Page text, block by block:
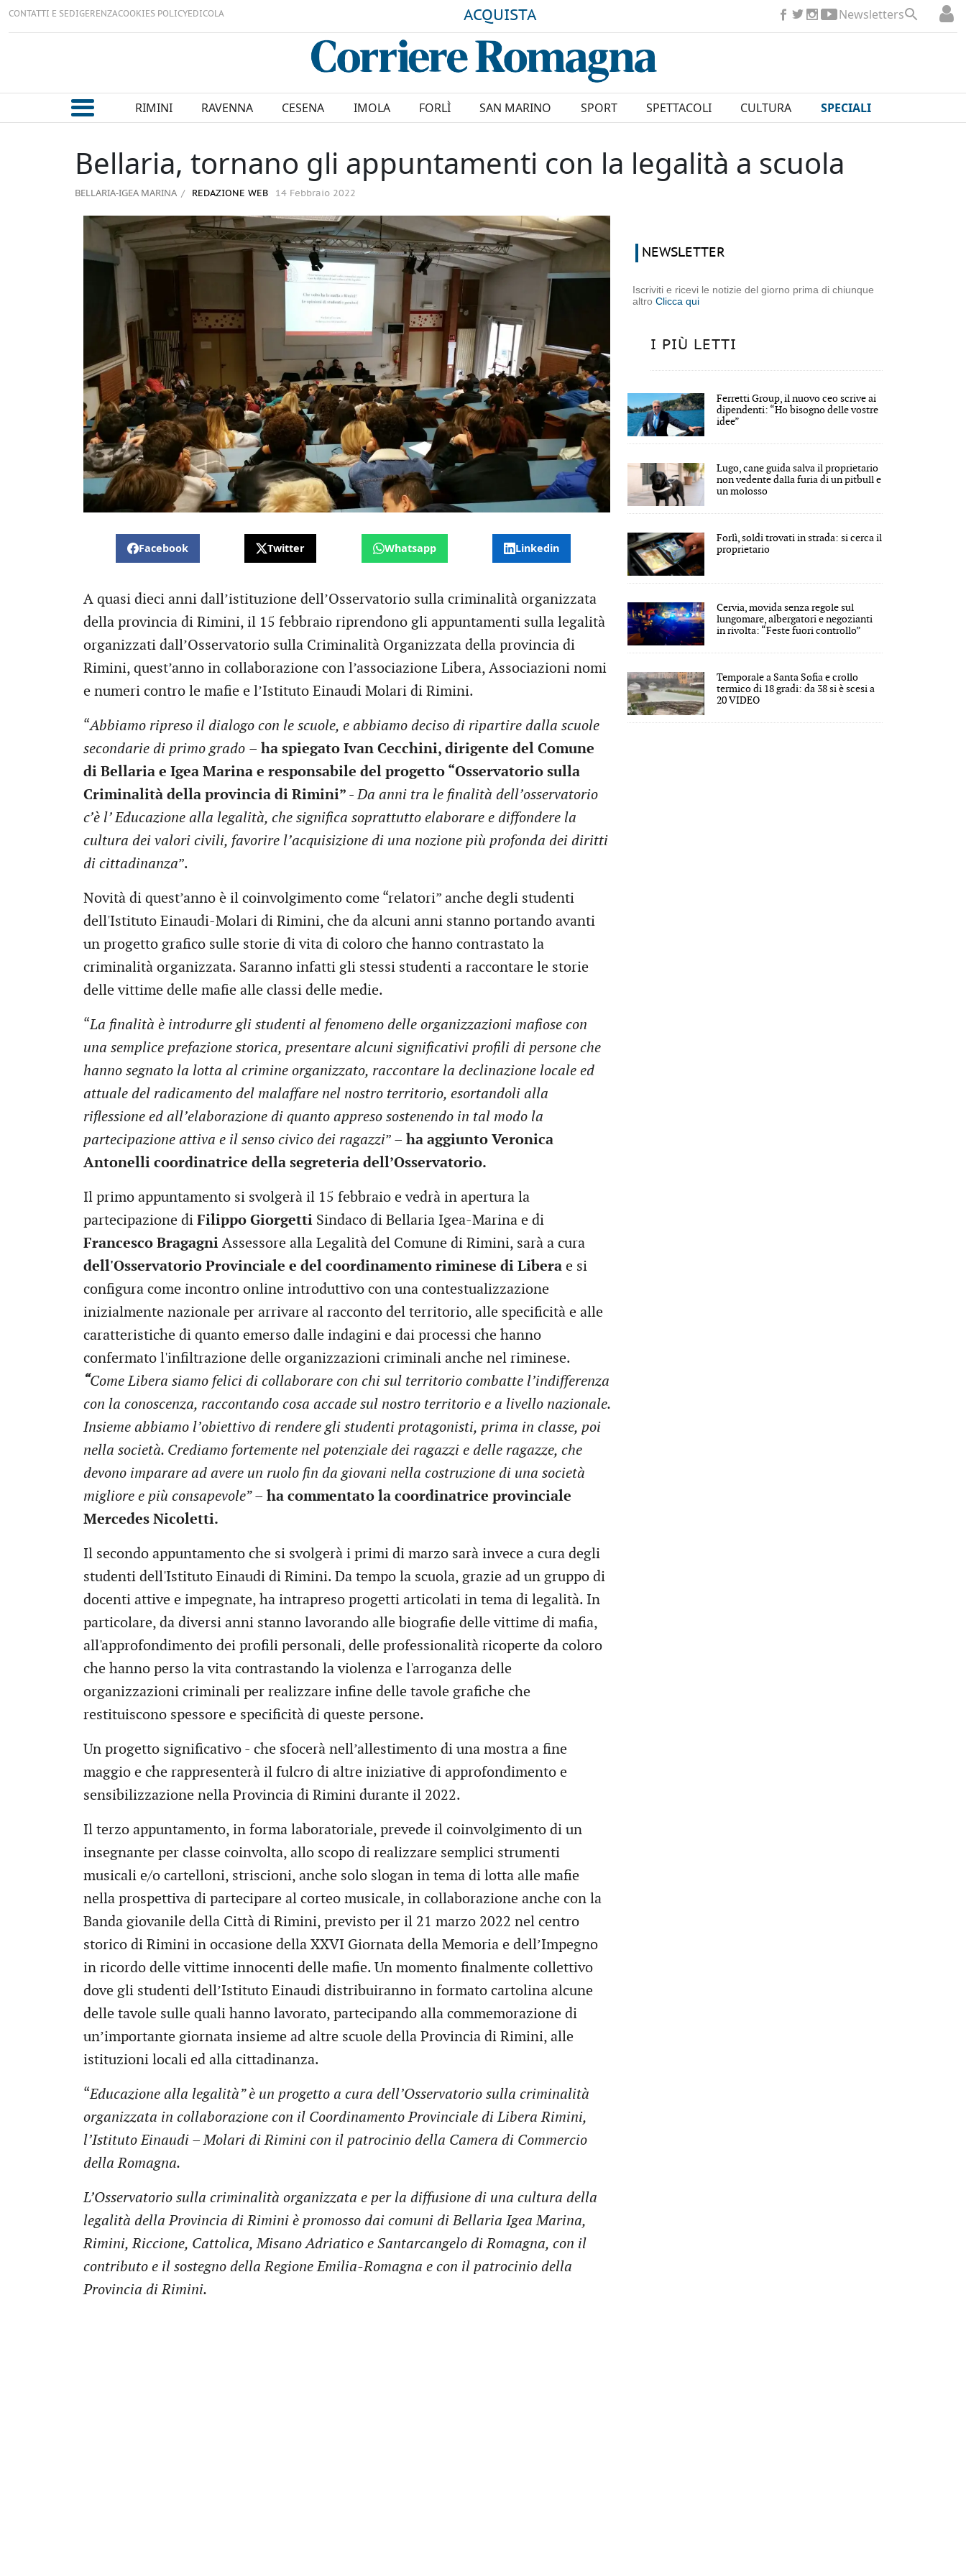
CONTATTI E SEDIGERENZACOOKIES POLICYEDICOLA ACQUISTA Newsletters
RIMINI RAVENNA CESENA IMOLA FORLÌ SAN MARINO SPORT SPETTACOLI CULTURA SPECIALI
Bellaria, tornano gli appuntamenti con la legalità a scuola
BELLARIA-IGEA MARINA REDAZIONE WEB 14 Febbraio 2022
Facebook Twitter Whatsapp Linkedin
A quasi dieci anni dall’istituzione dell’Osservatorio sulla criminalità organizzata
della provincia di Rimini, il 15 febbraio riprendono gli appuntamenti sulla legalità
organizzati dall’Osservatorio sulla Criminalità Organizzata della provincia di
Rimini, quest’anno in collaborazione con l’associazione Libera, Associazioni nomi
e numeri contro le mafie e l’Istituto Einaudi Molari di Rimini.
“Abbiamo ripreso il dialogo con le scuole, e abbiamo deciso di ripartire dalla scuole
secondarie di primo grado – ha spiegato Ivan Cecchini, dirigente del Comune
di Bellaria e Igea Marina e responsabile del progetto “Osservatorio sulla
Criminalità della provincia di Rimini” -Da anni tra le finalità dell’osservatorio
c’è l’ Educazione alla legalità, che significa soprattutto elaborare e diffondere la
cultura dei valori civili, favorire l’acquisizione di una nozione più profonda dei diritti
di cittadinanza”.
Novità di quest’anno è il coinvolgimento come “relatori” anche degli studenti
dell'Istituto Einaudi-Molari di Rimini, che da alcuni anni stanno portando avanti
un progetto grafico sulle storie di vita di coloro che hanno contrastato la
criminalità organizzata. Saranno infatti gli stessi studenti a raccontare le storie
delle vittime delle mafie alle classi delle medie.
“La finalità è introdurre gli studenti al fenomeno delle organizzazioni mafiose con
una semplice prefazione storica, presentare alcuni significativi profili di persone che
hanno segnato la lotta al crimine organizzato, raccontare la declinazione locale ed
attuale del radicamento del malaffare nel nostro territorio, esortandoli alla
riflessione ed all’elaborazione di quanto appreso sostenendo in tal modo la
partecipazione attiva e il senso civico dei ragazzi” – ha aggiunto Veronica
Antonelli coordinatrice della segreteria dell’Osservatorio.
Il primo appuntamento si svolgerà il 15 febbraio e vedrà in apertura la
partecipazione di Filippo Giorgetti Sindaco di Bellaria Igea-Marina e di
Francesco Bragagni Assessore alla Legalità del Comune di Rimini, sarà a cura
dell'Osservatorio Provinciale e del coordinamento riminese di Libera e si
configura come incontro online introduttivo con una contestualizzazione
inizialmente nazionale per arrivare al racconto del territorio, alle specificità e alle
caratteristiche di quanto emerso dalle indagini e dai processi che hanno
confermato l'infiltrazione delle organizzazioni criminali anche nel riminese.
“Come Libera siamo felici di collaborare con chi sul territorio combatte l’indifferenza
con la conoscenza, raccontando cosa accade sul nostro territorio e a livello nazionale.
Insieme abbiamo l’obiettivo di rendere gli studenti protagonisti, prima in classe, poi
nella società. Crediamo fortemente nel potenziale dei ragazzi e delle ragazze, che
devono imparare ad avere un ruolo fin da giovani nella costruzione di una società
migliore e più consapevole”– ha commentato la coordinatrice provinciale
Mercedes Nicoletti.
Il secondo appuntamento che si svolgerà i primi di marzo sarà invece a cura degli
studenti dell'Istituto Einaudi di Rimini. Da tempo la scuola, grazie ad un gruppo di
docenti attive e impegnate, ha intrapreso progetti articolati in tema di legalità. In
particolare, da diversi anni stanno lavorando alle biografie delle vittime di mafia,
all'approfondimento dei profili personali, delle professionalità ricoperte da coloro
che hanno perso la vita contrastando la violenza e l'arroganza delle
organizzazioni criminali per realizzare infine delle tavole grafiche che
restituiscono spessore e specificità di queste persone.
Un progetto significativo - che sfocerà nell’allestimento di una mostra a fine
maggio e che rappresenterà il fulcro di altre iniziative di approfondimento e
sensibilizzazione nella Provincia di Rimini durante il 2022.
Il terzo appuntamento, in forma laboratoriale, prevede il coinvolgimento di un
insegnante per classe coinvolta, allo scopo di realizzare semplici strumenti
musicali e/o cartelloni, striscioni, anche solo slogan in tema di lotta alle mafie
nella prospettiva di partecipare al corteo musicale, in collaborazione anche con la
Banda giovanile della Città di Rimini, previsto per il 21 marzo 2022 nel centro
storico di Rimini in occasione della XXVI Giornata della Memoria e dell’Impegno
in ricordo delle vittime innocenti delle mafie. Un momento finalmente collettivo
dove gli studenti dell’Istituto Einaudi distribuiranno in formato cartolina alcune
delle tavole sulle quali hanno lavorato, partecipando alla commemorazione di
un’importante giornata insieme ad altre scuole della Provincia di Rimini, alle
istituzioni locali ed alla cittadinanza.
“Educazione alla legalità” è un progetto a cura dell’Osservatorio sulla criminalità
organizzata in collaborazione con il Coordinamento Provinciale di Libera Rimini,
l’Istituto Einaudi – Molari di Rimini con il patrocinio della Camera di Commercio
della Romagna.
L’Osservatorio sulla criminalità organizzata e per la diffusione di una cultura della
legalità della Provincia di Rimini è promosso dai comuni di Bellaria Igea Marina,
Rimini, Riccione, Cattolica, Misano Adriatico e Santarcangelo di Romagna, con il
contributo e il sostegno della Regione Emilia-Romagna e con il patrocinio della
Provincia di Rimini.
NEWSLETTER
Iscriviti e ricevi le notizie del giorno prima di chiunque
altroClicca qui
I PIÙ LETTI
Ferretti Group, il nuovo ceo scrive ai
dipendenti: “Ho bisogno delle vostre
idee”
Lugo, cane guida salva il proprietario
non vedente dalla furia di un pitbull e
un molosso
Forlì, soldi trovati in strada: si cerca il
proprietario
Cervia, movida senza regole sul
lungomare, albergatori e negozianti
in rivolta: “Feste fuori controllo”
Temporale a Santa Sofia e crollo
termico di 18 gradi: da 38 si è scesi a
20 VIDEO